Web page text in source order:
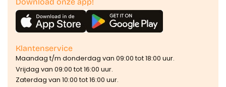
Klantenservice
Maandag t/m donderdag van 09:00 tot 18:00 uur.
Vrijdag van 09:00 tot 16:00 uur.
Zaterdag van 10:00 tot 16:00 uur.